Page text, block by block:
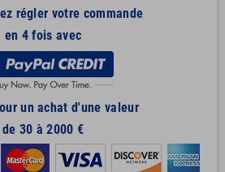
régler votre commande
en 4 fois avec
un achat d'une valeur
de 30 à 2000 €